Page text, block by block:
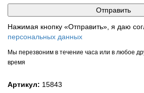
Нажимая кнопку «Отправить», я даю
персональных данных
Мы перезвоним в течение часа или в любое
время
Артикул: 15843